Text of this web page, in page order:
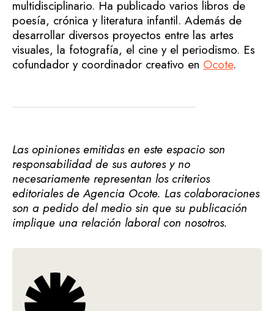
multidisciplinario. Ha publicado varios libros de
poesía, crónica y literatura infantil. Además de
desarrollar diversos proyectos entre las artes
visuales, la fotografía, el cine y el periodismo. Es
cofundador y coordinador creativo en Ocote.
Las opiniones emitidas en este espacio son
responsabilidad de sus autores y no
necesariamente representan los criterios
editoriales de Agencia Ocote. Las colaboraciones
son a pedido del medio sin que su publicación
implique una relación laboral con nosotros.